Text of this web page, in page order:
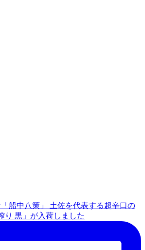
船中八策」 土佐を代表する超辛口の
り 黒」が入荷しました